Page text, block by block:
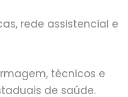
rede assistencial e
técnicos e
de saúde.